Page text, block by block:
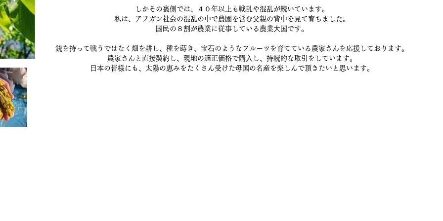
しかその裏側では、４０年以上も戦乱や混乱が続いています。
私は、アフガン社会の混乱の中で農園を営む⽗親の背中を⾒て育ちました。
国⺠の８割が農業に従事している農業⼤国です。
銃を持って戦うではなく畑を耕し、種を蒔き、宝⽯のようなフルーツを育てている農家さんを応援しております。
農家さんと直接契約し、現地の適正価格で購⼊し、持続的な取引をしています。
⽇本の皆様にも、太陽の恵みをたくさん受けた⺟国の名産を楽しんで頂きたいと思います。